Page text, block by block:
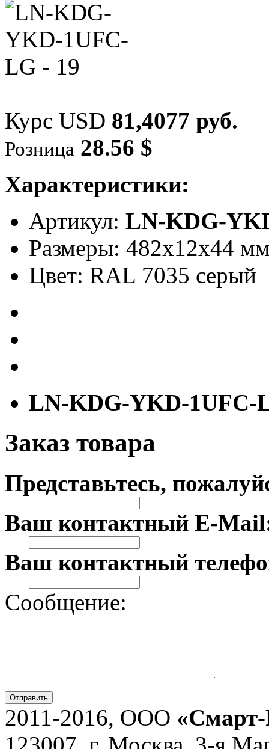
Курс USD 81,4077 руб.
Розница 28.56 $
Характеристики:
Артикул: LN-KDG-
Размеры: 482x12x44
Цвет: RAL 7035 серый
LN-KDG-YKD-1UFC-
Заказ товара
Представьтесь,
Ваш контактный E-
Ваш контактный
Сообщение:
Отправить
2011-2016, ООО